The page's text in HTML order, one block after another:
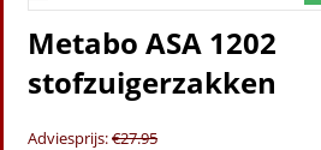
Metabo ASA 1202
stofzuigerzakken
Adviesprijs:€27.95